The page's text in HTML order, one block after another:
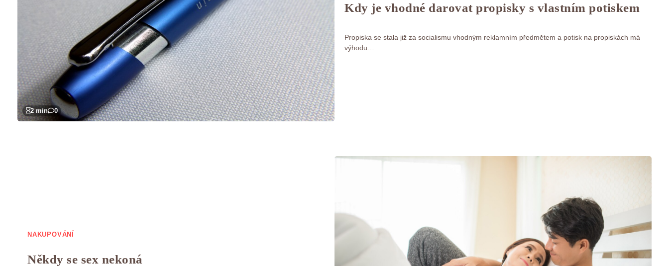
2 min 0
Kdy je vhodné darovat propisky s vlastním potiskem
Propiska se stala již za socialismu vhodným reklamním předmětem a potisk na propiskách má
výhodu…
NAKUPOVÁNÍ
Někdy se sex nekoná